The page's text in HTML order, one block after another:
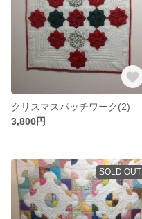
クリスマスパッチワーク(2)
3,800円
SOLD OUT